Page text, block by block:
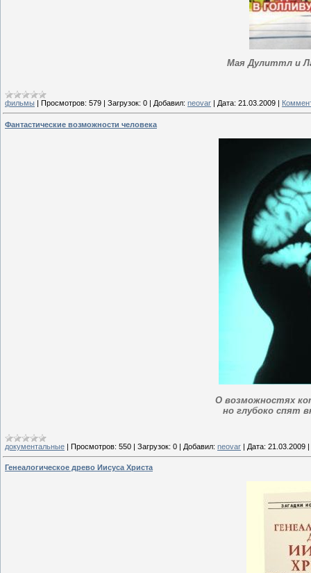
Мая Дулиттл и
фильмы | Просмотров: 579 | Загрузок: 0 | Добавил: neovar | Дата: 21.03.2009 |
Фантастические возможности человека
О возможностях
но глубоко спят
документальные | Просмотров: 550 | Загрузок: 0 | Добавил: neovar | Дата: 21.03.2009 |
Генеалогическое древо Иисуса Христа